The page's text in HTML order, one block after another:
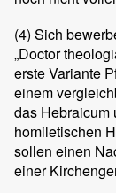
(4) Sich
„Doctor
erste Variante
einem
das Hebraicum
homiletischen
sollen einen
einer